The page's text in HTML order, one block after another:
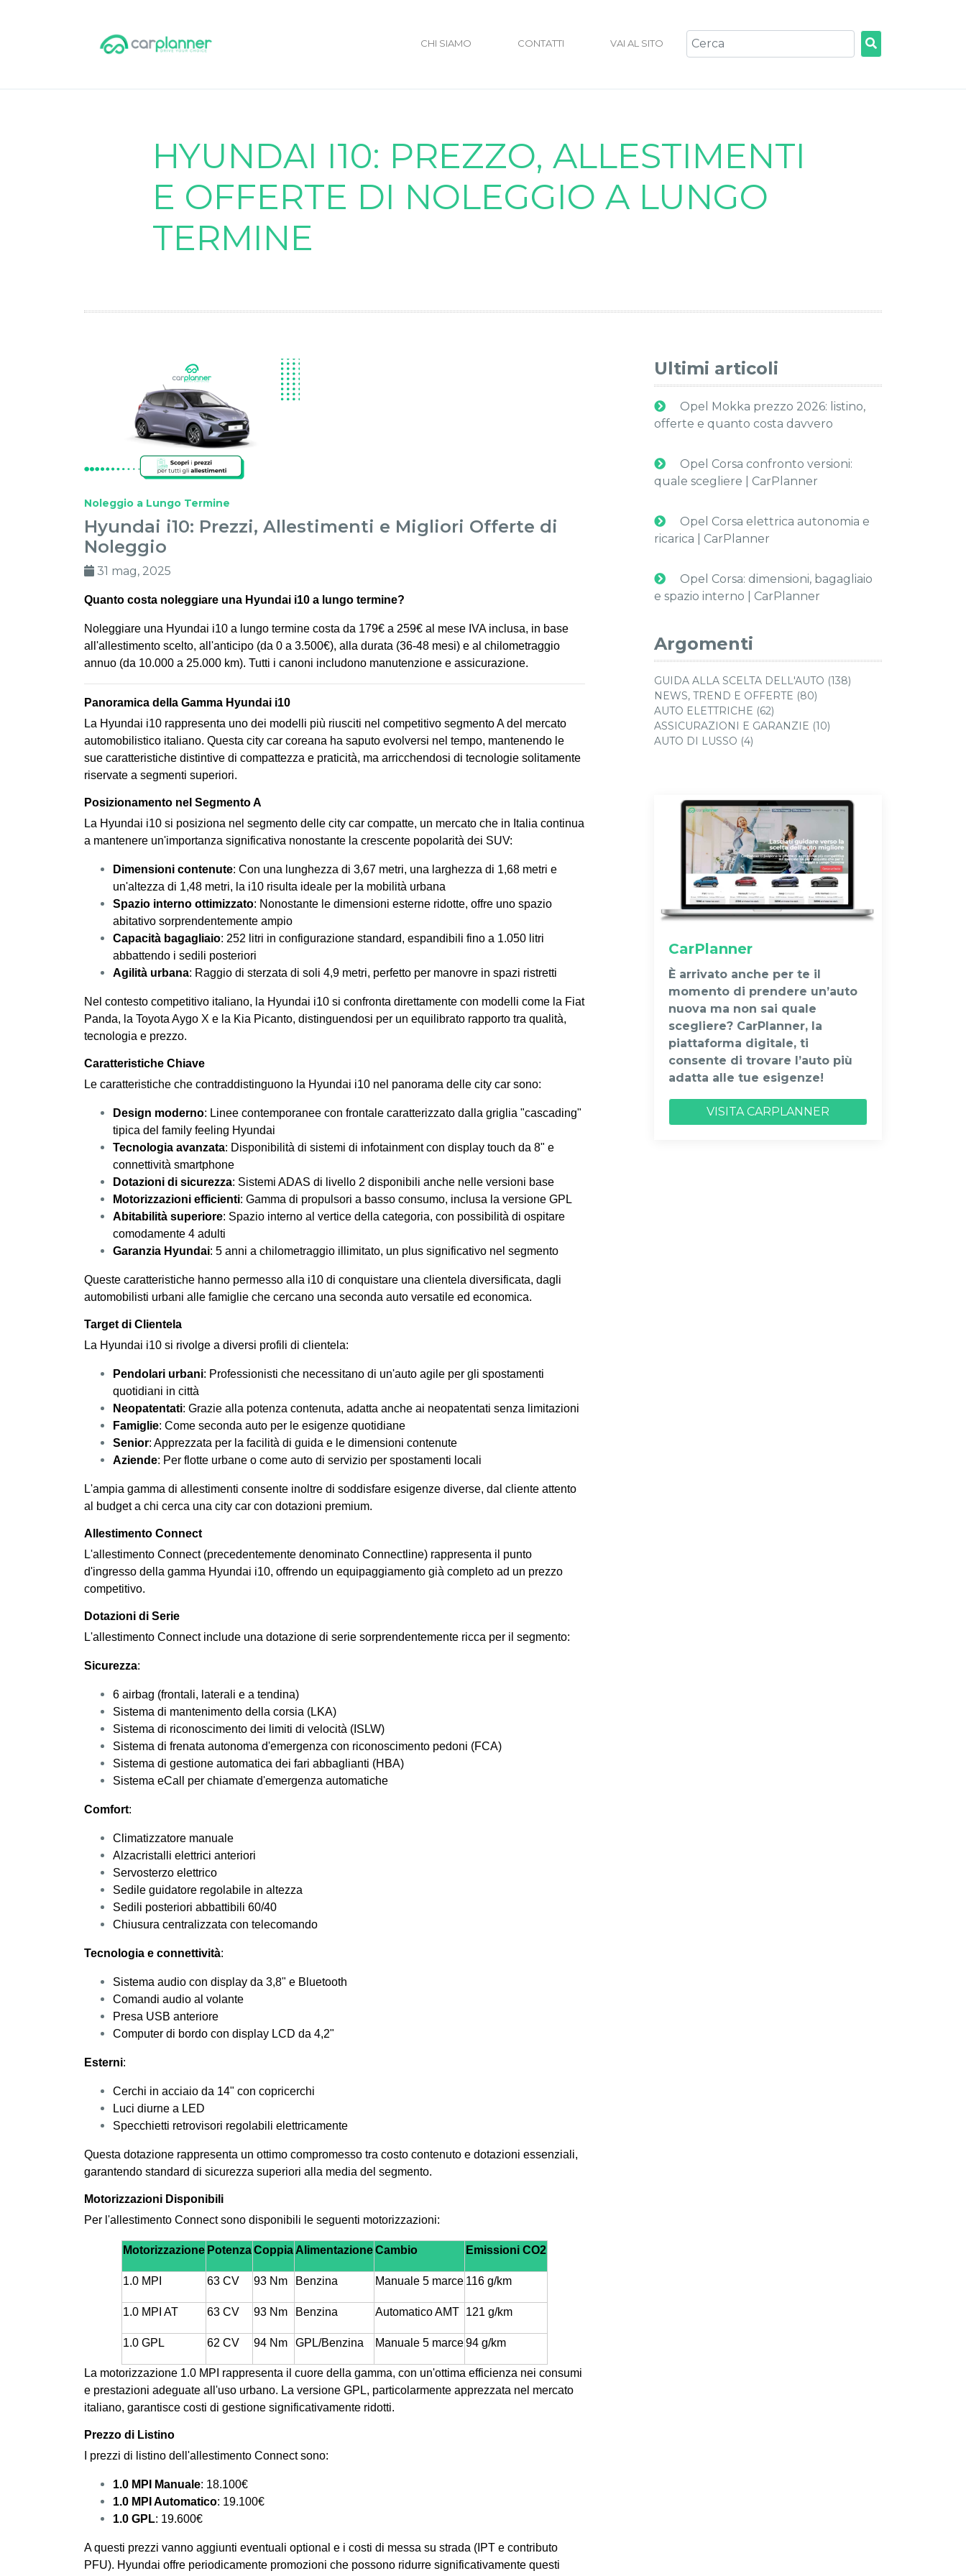
CHI SIAMO CONTATTI VAI AL SITO
HYUNDAI I10: PREZZO, ALLESTIMENTI
E OFFERTE DI NOLEGGIO A LUNGO
TERMINE
Noleggio a Lungo Termine
Hyundai i10: Prezzi, Allestimenti e Migliori Offerte di
Noleggio
31 mag, 2025
Quanto costa noleggiare una Hyundai i10 a lungo termine?
Noleggiare una Hyundai i10 a lungo termine costa da 179€ a 259€ al mese IVA inclusa, in base
all'allestimento scelto, all'anticipo (da 0 a 3.500€), alla durata (36-48 mesi) e al chilometraggio
annuo (da 10.000 a 25.000 km). Tutti i canoni includono manutenzione e assicurazione.
Panoramica della Gamma Hyundai i10
La Hyundai i10 rappresenta uno dei modelli più riusciti nel competitivo segmento A del mercato
automobilistico italiano. Questa city car coreana ha saputo evolversi nel tempo, mantenendo le
sue caratteristiche distintive di compattezza e praticità, ma arricchendosi di tecnologie solitamente
riservate a segmenti superiori.
Posizionamento nel Segmento A
La Hyundai i10 si posiziona nel segmento delle city car compatte, un mercato che in Italia continua
a mantenere un'importanza significativa nonostante la crescente popolarità dei SUV:
Dimensioni contenute: Con una lunghezza di 3,67 metri, una larghezza di 1,68 metri e
un'altezza di 1,48 metri, la i10 risulta ideale per la mobilità urbana
Spazio interno ottimizzato: Nonostante le dimensioni esterne ridotte, offre uno spazio
abitativo sorprendentemente ampio
Capacità bagagliaio: 252 litri in configurazione standard, espandibili fino a 1.050 litri
abbattendo i sedili posteriori
Agilità urbana: Raggio di sterzata di soli 4,9 metri, perfetto per manovre in spazi ristretti
Nel contesto competitivo italiano, la Hyundai i10 si confronta direttamente con modelli come la Fiat
Panda, la Toyota Aygo X e la Kia Picanto, distinguendosi per un equilibrato rapporto tra qualità,
tecnologia e prezzo.
Caratteristiche Chiave
Le caratteristiche che contraddistinguono la Hyundai i10 nel panorama delle city car sono:
Design moderno: Linee contemporanee con frontale caratterizzato dalla griglia "cascading"
tipica del family feeling Hyundai
Tecnologia avanzata: Disponibilità di sistemi di infotainment con display touch da 8" e
connettività smartphone
Dotazioni di sicurezza: Sistemi ADAS di livello 2 disponibili anche nelle versioni base
Motorizzazioni efficienti: Gamma di propulsori a basso consumo, inclusa la versione GPL
Abitabilità superiore: Spazio interno al vertice della categoria, con possibilità di ospitare
comodamente 4 adulti
Garanzia Hyundai: 5 anni a chilometraggio illimitato, un plus significativo nel segmento
Queste caratteristiche hanno permesso alla i10 di conquistare una clientela diversificata, dagli
automobilisti urbani alle famiglie che cercano una seconda auto versatile ed economica.
Target di Clientela
La Hyundai i10 si rivolge a diversi profili di clientela:
Pendolari urbani: Professionisti che necessitano di un'auto agile per gli spostamenti
quotidiani in città
Neopatentati: Grazie alla potenza contenuta, adatta anche ai neopatentati senza limitazioni
Famiglie: Come seconda auto per le esigenze quotidiane
Senior: Apprezzata per la facilità di guida e le dimensioni contenute
Aziende: Per flotte urbane o come auto di servizio per spostamenti locali
L'ampia gamma di allestimenti consente inoltre di soddisfare esigenze diverse, dal cliente attento
al budget a chi cerca una city car con dotazioni premium.
Allestimento Connect
L'allestimento Connect (precedentemente denominato Connectline) rappresenta il punto
d'ingresso della gamma Hyundai i10, offrendo un equipaggiamento già completo ad un prezzo
competitivo.
Dotazioni di Serie
L'allestimento Connect include una dotazione di serie sorprendentemente ricca per il segmento:
Sicurezza:
6 airbag (frontali, laterali e a tendina)
Sistema di mantenimento della corsia (LKA)
Sistema di riconoscimento dei limiti di velocità (ISLW)
Sistema di frenata autonoma d'emergenza con riconoscimento pedoni (FCA)
Sistema di gestione automatica dei fari abbaglianti (HBA)
Sistema eCall per chiamate d'emergenza automatiche
Comfort:
Climatizzatore manuale
Alzacristalli elettrici anteriori
Servosterzo elettrico
Sedile guidatore regolabile in altezza
Sedili posteriori abbattibili 60/40
Chiusura centralizzata con telecomando
Tecnologia e connettività:
Sistema audio con display da 3,8" e Bluetooth
Comandi audio al volante
Presa USB anteriore
Computer di bordo con display LCD da 4,2"
Esterni:
Cerchi in acciaio da 14" con copricerchi
Luci diurne a LED
Specchietti retrovisori regolabili elettricamente
Questa dotazione rappresenta un ottimo compromesso tra costo contenuto e dotazioni essenziali,
garantendo standard di sicurezza superiori alla media del segmento.
Motorizzazioni Disponibili
Per l'allestimento Connect sono disponibili le seguenti motorizzazioni:
Motorizzazione PotenzaCoppia AlimentazioneCambio Emissioni CO2
1.0 MPI 63 CV 93 Nm Benzina Manuale 5 marce 116 g/km
1.0 MPI AT 63 CV 93 Nm Benzina Automatico AMT 121 g/km
1.0 GPL 62 CV 94 Nm GPL/Benzina Manuale 5 marce94 g/km
La motorizzazione 1.0 MPI rappresenta il cuore della gamma, con un'ottima efficienza nei consumi
e prestazioni adeguate all'uso urbano. La versione GPL, particolarmente apprezzata nel mercato
italiano, garantisce costi di gestione significativamente ridotti.
Prezzo di Listino
I prezzi di listino dell'allestimento Connect sono:
1.0 MPI Manuale: 18.100€
1.0 MPI Automatico: 19.100€
1.0 GPL: 19.600€
A questi prezzi vanno aggiunti eventuali optional e i costi di messa su strada (IPT e contributo
PFU). Hyundai offre periodicamente promozioni che possono ridurre significativamente questi
Ultimi articoli
Opel Mokka prezzo 2026: listino,
offerte e quanto costa davvero
Opel Corsa confronto versioni:
quale scegliere | CarPlanner
Opel Corsa elettrica autonomia e
ricarica | CarPlanner
Opel Corsa: dimensioni, bagagliaio
e spazio interno | CarPlanner
Argomenti
GUIDA ALLA SCELTA DELL'AUTO (138)
NEWS, TREND E OFFERTE (80)
AUTO ELETTRICHE (62)
ASSICURAZIONI E GARANZIE (10)
AUTO DI LUSSO (4)
CarPlanner
È arrivato anche per te il
momento di prendere un’auto
nuova ma non sai quale
scegliere? CarPlanner, la
piattaforma digitale, ti
consente di trovare l’auto più
adatta alle tue esigenze!
VISITA CARPLANNER